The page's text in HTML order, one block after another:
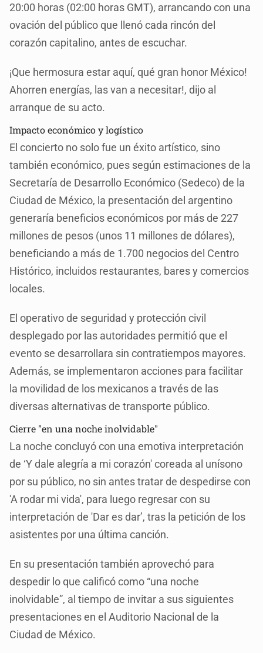
20:00 horas (02:00 horas GMT), arrancando con una
ovación del público que llenó cada rincón del
corazón capitalino, antes de escuchar.
¡Que hermosura estar aquí, qué gran honor México!
Ahorren energías, las van a necesitar!, dijo al
arranque de su acto.
Impacto económico y logístico
El concierto no solo fue un éxito artístico, sino
también económico, pues según estimaciones de la
Secretaría de Desarrollo Económico (Sedeco) de la
Ciudad de México, la presentación del argentino
generaría beneficios económicos por más de 227
millones de pesos (unos 11 millones de dólares),
beneficiando a más de 1.700 negocios del Centro
Histórico, incluidos restaurantes, bares y comercios
locales.
El operativo de seguridad y protección civil
desplegado por las autoridades permitió que el
evento se desarrollara sin contratiempos mayores.
Además, se implementaron acciones para facilitar
la movilidad de los mexicanos a través de las
diversas alternativas de transporte público.
Cierre "en una noche inolvidable"
La noche concluyó con una emotiva interpretación
de ‘Y dale alegría a mi corazón' coreada al unísono
por su público, no sin antes tratar de despedirse con
'A rodar mi vida', para luego regresar con su
interpretación de 'Dar es dar’, tras la petición de los
asistentes por una última canción.
En su presentación también aprovechó para
despedir lo que calificó como “una noche
inolvidable”, al tiempo de invitar a sus siguientes
presentaciones en el Auditorio Nacional de la
Ciudad de México.